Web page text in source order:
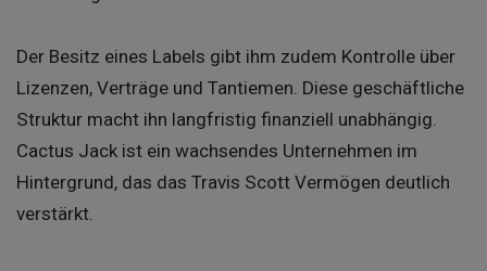
Der Besitz eines Labels gibt ihm zudem Kontrolle über
Lizenzen, Verträge und Tantiemen. Diese geschäftliche
Struktur macht ihn langfristig finanziell unabhängig.
Cactus Jack ist ein wachsendes Unternehmen im
Hintergrund, das das Travis Scott Vermögen deutlich
verstärkt.